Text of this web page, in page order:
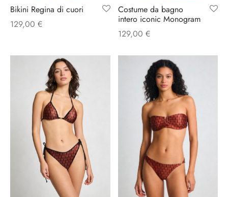
Bikini Regina di cuori
129,00 €
Costume da bagno
intero iconic Monogram
129,00 €